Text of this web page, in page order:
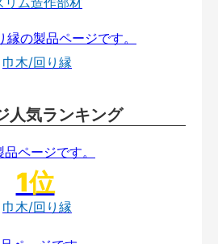
巾木/回り縁
人気ランキング
巾木/回り縁